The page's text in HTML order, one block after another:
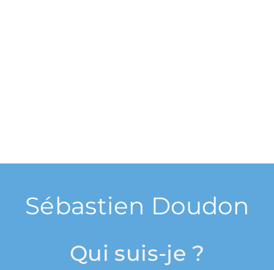
Sébastien Doudon
Qui suis-je ?